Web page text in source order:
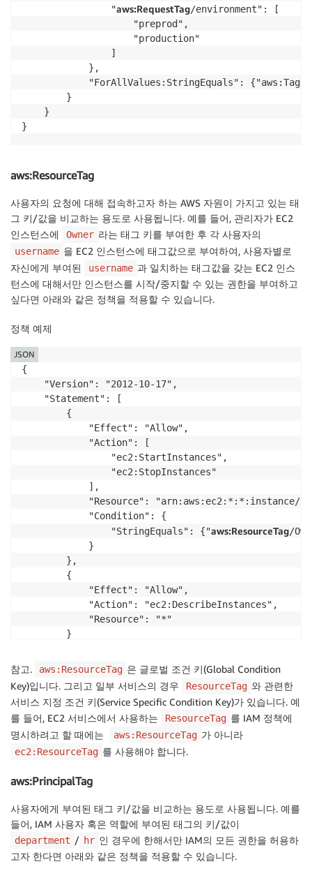
                "
aws:RequestTag/environment": [
                    "preprod",
                    "production"
                ]
            },
"ForAllValues:StringEquals":
        }
    }
}
aws:ResourceTag
사용자의 요청에 대해 접속하고자 하는 AWS 자원이 가지고 있는 태
그 키/값을 비교하는 용도로 사용됩니다. 예를 들어, 관리자가 EC2
인스턴스에
Owner 라는 태그 키를 부여한 후 각 사용자의
username 을 EC2 인스턴스에 태그값으로 부여하여, 사용자별로
자신에게 부여된
username 과 일치하는 태그값을 갖는 EC2 인스
턴스에 대해서만 인스턴스를 시작/중지할 수 있는 권한을 부여하고
싶다면 아래와 같은 정책을 적용할 수 있습니다.
정책 예제
{
    "Version": "2012-10-17",
    "Statement": [
        {
            "Effect": "Allow",
            "Action": [
                "ec2:StartInstances",
                "ec2:StopInstances"
            ],
"Resource": "arn:aws:ec2:*:*:instance/
            "Condition": {
                "StringEquals": {"
aws:ResourceTag/
            }
        },
        {
            "Effect": "Allow",
            "Action": "ec2:DescribeInstances",
            "Resource": "*"
        }
JSON
참고. aws:ResourceTag 은 글로벌 조건 키(Global Condition
Key)입니다. 그리고 일부 서비스의 경우
ResourceTag 와 관련한
서비스 지정 조건 키(Service Specific Condition Key)가 있습니다. 예
를 들어, EC2 서비스에서 사용하는
ResourceTag 를 IAM 정책에
명시하려고 할 때에는
aws:ResourceTag 가 아니라
ec2:ResourceTag 를 사용해야 합니다.
aws:PrincipalTag
사용자에게 부여된 태그 키/값을 비교하는 용도로 사용됩니다. 예를
들어, IAM 사용자 혹은 역할에 부여된 태그의 키/값이
department / hr 인 경우에 한해서만 IAM의 모든 권한을 허용하
고자 한다면 아래와 같은 정책을 적용할 수 있습니다.